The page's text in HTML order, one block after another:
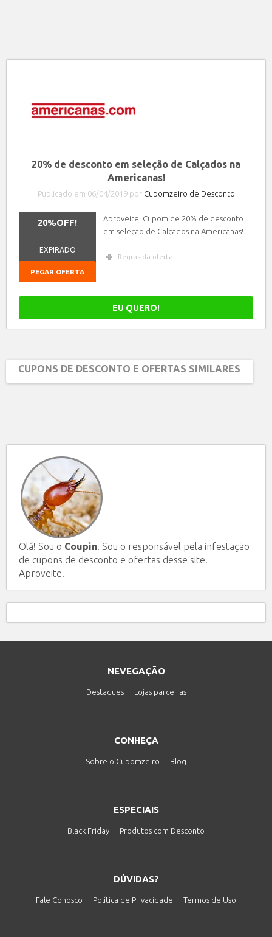
20% de desconto em seleção de Calçados na
Americanas!
Publicado em 06/04/2019 por Cupomzeiro de Desconto
20%OFF!
EXPIRADO
PEGAR OFERTA
Aproveite! Cupom de 20% de desconto
em seleção de Calçados na Americanas!
Regras da oferta
EU QUERO!
CUPONS DE DESCONTO E OFERTAS SIMILARES
Olá! Sou o Coupin! Sou o responsável pela infestação
de cupons de desconto e ofertas desse site.
Aproveite!
NEVEGAÇÃO
Destaques Lojas parceiras
CONHEÇA
Sobre o Cupomzeiro Blog
ESPECIAIS
Black Friday Produtos com Desconto
DÚVIDAS?
Fale Conosco Política de Privacidade Termos de Uso